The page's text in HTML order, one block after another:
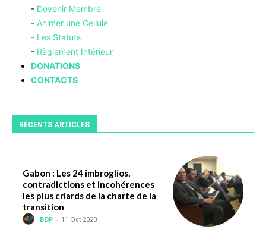
- Devenir Membre
- Animer une Cellule
- Les Statuts
- Règlement Intérieur
DONATIONS
CONTACTS
RÉCENTS ARTICLES
Gabon : Les 24 imbroglios,
contradictions et incohérences
les plus criards de la charte de la
transition
BDP - 11 Oct 2023